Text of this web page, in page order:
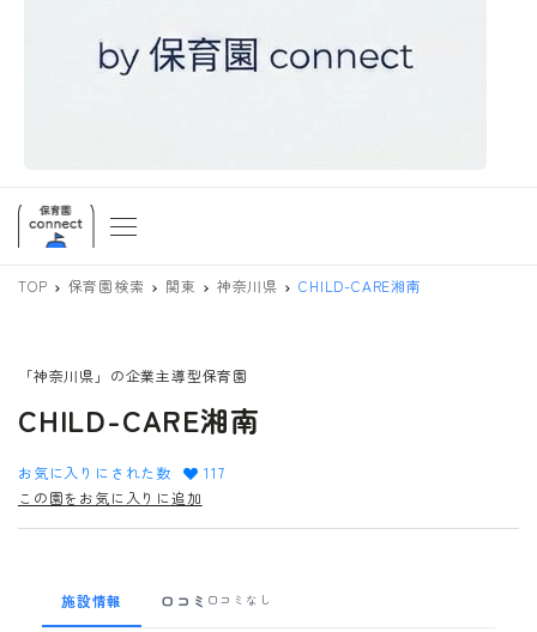
TOP 保育園検索 関東 神奈川県 CHILD-CARE湘南
「神奈川県」の企業主導型保育園
CHILD-CARE湘南
お気に入りにされた数
117
この園をお気に入りに追加
施設情報 口コミ 口コミなし